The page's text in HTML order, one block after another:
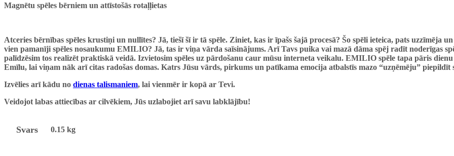
Magnētu spēles bērniem un attīstošās rotaļļietas
Atceries bērnības spēles krustiņi un nullītes? Jā, tiešī šī ir tā spēle. Ziniet, kas ir īpašs šajā procesā? Šo spēli ieteica, pats uzzīmēja
vien pamanīji spēles nosaukumu EMILIO? Jā, tas ir viņa vārda saīsinājums. Arī Tavs puika vai mazā dāma spēj radīt noderīgas
palīdzēsim tos realizēt praktiskā veidā. Izvietosim spēles uz pārdošanu caur mūsu interneta veikalu. EMILIO spēle tapa pāris
Emīlu, lai viņam nāk arī citas radošas domas. Katrs Jūsu vārds, pirkums un patīkama emocija atbalstīs mazo “uzņēmēju” piepildīt
Izvēlies arī kādu no dienas talismaniem, lai vienmēr ir kopā ar Tevi.
Veidojot labas attiecības ar cilvēkiem, Jūs uzlabojiet arī savu labklājību!
Svars 0.15 kg